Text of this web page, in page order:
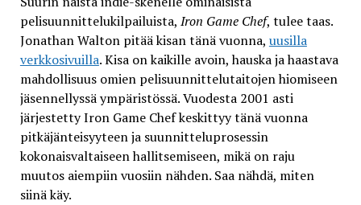
pelisuunnittelukilpailuista, Iron Game Chef, tulee taas.
Jonathan Walton pitää kisan tänä vuonna, uusilla
verkkosivuilla. Kisa on kaikille avoin, hauska ja haastava
mahdollisuus omien pelisuunnittelutaitojen hiomiseen
jäsennellyssä ympäristössä. Vuodesta 2001 asti
järjestetty Iron Game Chef keskittyy tänä vuonna
pitkäjänteisyyteen ja suunnitteluprosessin
kokonaisvaltaiseen hallitsemiseen, mikä on raju
muutos aiempiin vuosiin nähden. Saa nähdä, miten
siinä käy.